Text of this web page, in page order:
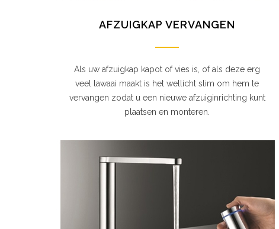
AFZUIGKAP VERVANGEN
Als uw afzuigkap kapot of vies is, of als deze erg
veel lawaai maakt is het wellicht slim om hem te
vervangen zodat u een nieuwe afzuiginrichting kunt
plaatsen en monteren.